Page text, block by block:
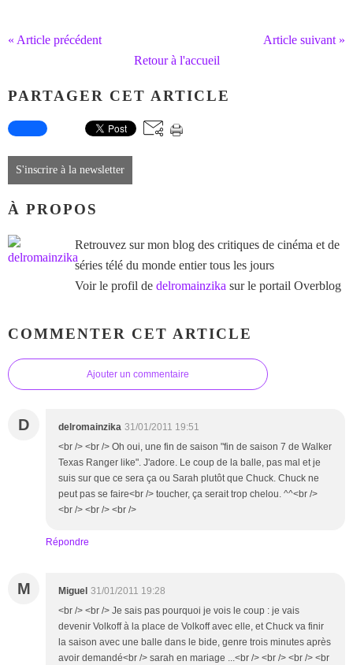
« Article précédent
Article suivant »
Retour à l'accueil
PARTAGER CET ARTICLE
S'inscrire à la newsletter
À PROPOS
Retrouvez sur mon blog des critiques de cinéma et de
séries télé du monde entier tous les jours
Voir le profil de delromainzika sur le portail Overblog
COMMENTER CET ARTICLE
Ajouter un commentaire
D delromainzika 31/01/2011 19:51
<br /> <br /> Oh oui, une fin de saison "fin de saison 7 de Walker
Texas Ranger like". J'adore. Le coup de la balle, pas mal et je
suis sur que ce sera ça ou Sarah plutôt que Chuck. Chuck ne
peut pas se faire<br /> toucher, ça serait trop chelou. ^^<br />
<br /> <br /> <br />
Répondre
M Miguel 31/01/2011 19:28
<br /> <br /> Je sais pas pourquoi je vois le coup : je vais
devenir Volkoff à la place de Volkoff avec elle, et Chuck va finir
la saison avec une balle dans le bide, genre trois minutes après
avoir demandé<br /> sarah en mariage ...<br /> <br /> <br /> <br